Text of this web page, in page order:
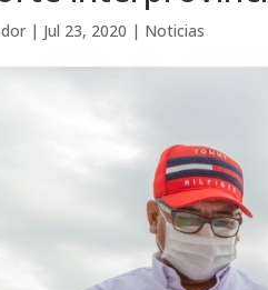
| Jul 23, 2020 | Noticias